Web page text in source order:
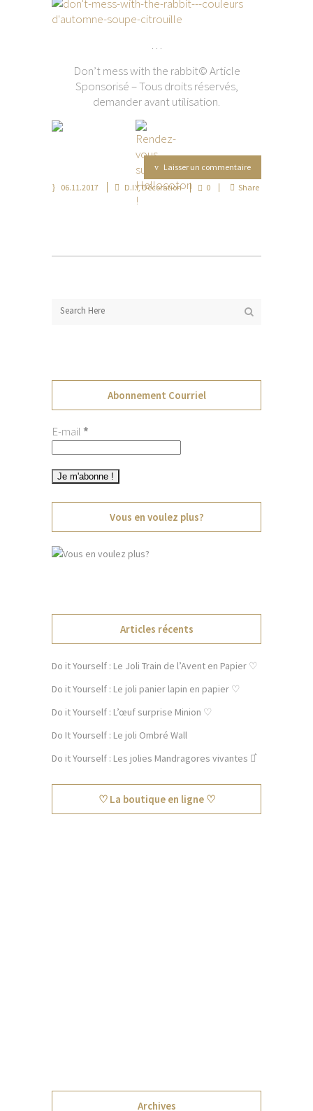
…
Don’t mess with the rabbit© Article
Sponsorisé – Tous droits réservés,
demander avant utilisation.
Laisser un commentaire
06.11.2017
D.I.Y,Décoration 0 Share
Abonnement Courriel
E-mail*
Vous en voulez plus?
Articles récents
Do it Yourself : Le Joli Train de l’Avent en Papier ♡
Do it Yourself : Le joli panier lapin en papier ♡
Do it Yourself : L’œuf surprise Minion ♡
Do It Yourself : Le joli Ombré Wall
Do it Yourself : Les jolies Mandragores vivantes ⚯͛
♡ La boutique en ligne ♡
Archives